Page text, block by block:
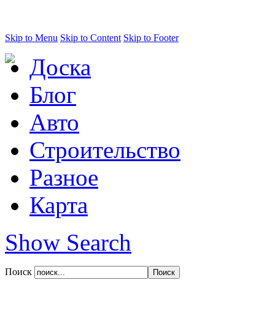
Skip to Menu Skip to Content Skip to Footer
Доска
Блог
Авто
Строительство
Разное
Карта
Show Search
Поиск